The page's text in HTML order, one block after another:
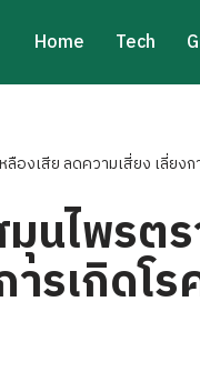
Home Tech
องเสีย ลดความเสี่ยง เลี่ยงก
ไพรตร
รเกิดโร